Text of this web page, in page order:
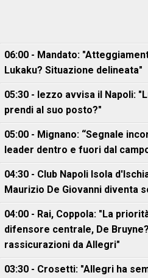
06:00 - Mandato:
Lukaku? Situazione delineata"
05:30 - Iezzo avvisa il Napoli:
prendi al suo posto?"
05:00 - Mignano: “Segnale
leader dentro e fuori dal
04:30 - Club Napoli Isola
Maurizio De Giovanni diventa
04:00 - Rai, Coppola: "La
difensore centrale, De
rassicurazioni da Allegri"
03:30 - Crosetti: "Allegri ha